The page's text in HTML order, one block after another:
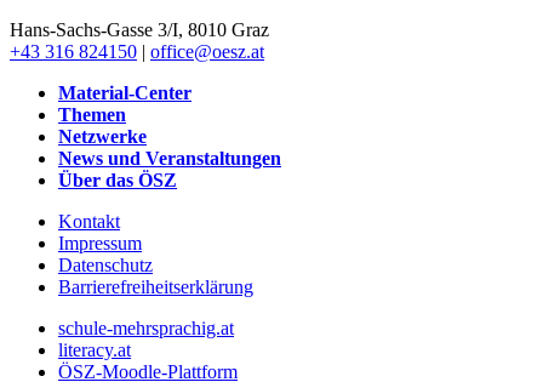
Hans-Sachs-Gasse 3/I, 8010 Graz
+43 316 824150 | office@oesz.at
Material-Center
Themen
Netzwerke
News und Veranstaltungen
Über das ÖSZ
Kontakt
Impressum
Datenschutz
Barrierefreiheitserklärung
schule-mehrsprachig.at
literacy.at
ÖSZ-Moodle-Plattform